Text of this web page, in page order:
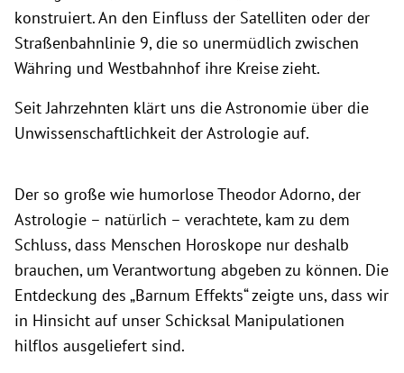
konstruiert. An den Einfluss der Satelliten oder der
Straßenbahnlinie 9, die so unermüdlich zwischen
Währing und Westbahnhof ihre Kreise zieht.
Seit Jahrzehnten klärt uns die Astronomie über die
Unwissenschaftlichkeit der Astrologie auf.
Der so große wie humorlose Theodor Adorno, der
Astrologie – natürlich – verachtete, kam zu dem
Schluss, dass Menschen Horoskope nur deshalb
brauchen, um Verantwortung abgeben zu können. Die
Entdeckung des „Barnum Effekts“ zeigte uns, dass wir
in Hinsicht auf unser Schicksal Manipulationen
hilflos ausgeliefert sind.